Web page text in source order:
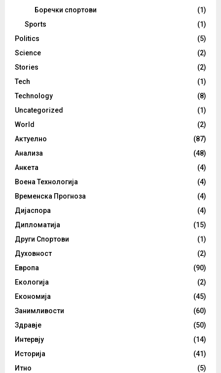
Боречки спортови
(1)
Sports
(1)
Politics
(5)
Science
(2)
Stories
(2)
Tech
(1)
Technology
(8)
Uncategorized
(1)
World
(2)
Актуелно
(87)
Анализа
(48)
Анкета
(4)
Воена Технологија
(4)
Временска Прогноза
(4)
Дијаспора
(4)
Дипломатија
(15)
Други Спортови
(1)
Духовност
(2)
Европа
(90)
Екологија
(2)
Економија
(45)
Занимливости
(60)
Здравје
(50)
Интервју
(14)
Историја
(41)
Итно
(5)